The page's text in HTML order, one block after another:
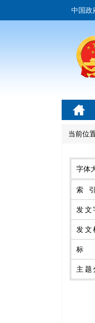
中国政
当前位
字体
索
发文
发文
标
主题